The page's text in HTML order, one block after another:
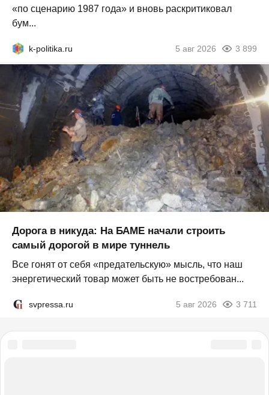
«по сценарию 1987 года» и вновь раскритиковал
бум...
k-politika.ru 5 авг 2026 3 899
Дорога в никуда: На БАМЕ начали строить
самый дорогой в мире туннель
Все гонят от себя «предательскую» мысль, что наш
энергетический товар может быть не востребован...
svpressa.ru 5 авг 2026 3 711